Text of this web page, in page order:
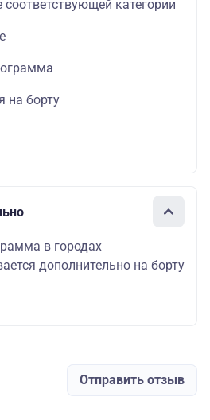
категории
на борту
в городах
дополнительно на борту
Отправить отзыв